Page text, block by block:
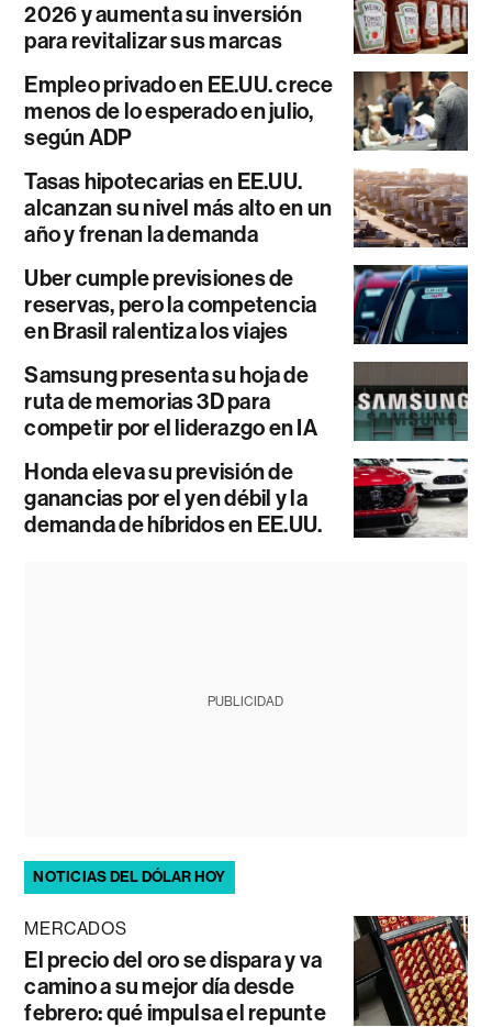
2026 y aumenta su inversión
para revitalizar sus marcas
Empleo privado en EE.UU. crece
menos de lo esperado en julio,
según ADP
Tasas hipotecarias en EE.UU.
alcanzan su nivel más alto en un
año y frenan la demanda
Uber cumple previsiones de
reservas, pero la competencia
en Brasil ralentiza los viajes
Samsung presenta su hoja de
ruta de memorias 3D para
competir por el liderazgo en IA
Honda eleva su previsión de
ganancias por el yen débil y la
demanda de híbridos en EE.UU.
PUBLICIDAD
NOTICIAS DEL DÓLAR HOY
MERCADOS
El precio del oro se dispara y va
camino a su mejor día desde
febrero: qué impulsa el repunte